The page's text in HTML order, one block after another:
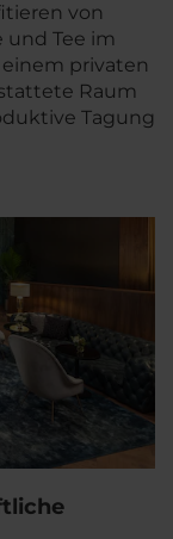
von
und Tee im
privaten
Raum
Tagung